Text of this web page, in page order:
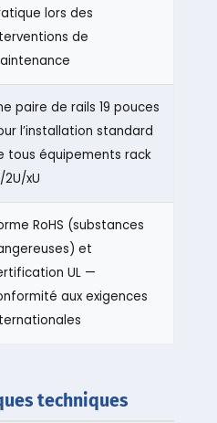
lors des
de
paire de rails 19 pouces
l’installation standard
tous équipements rack
2U/xU
RoHS (substances
et
UL —
aux exigences
techniques